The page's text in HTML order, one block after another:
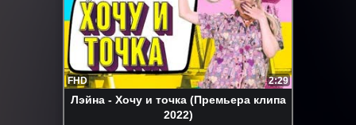
FHD 2:29
Лэйна - Хочу и точка (Премьера клипа
2022)